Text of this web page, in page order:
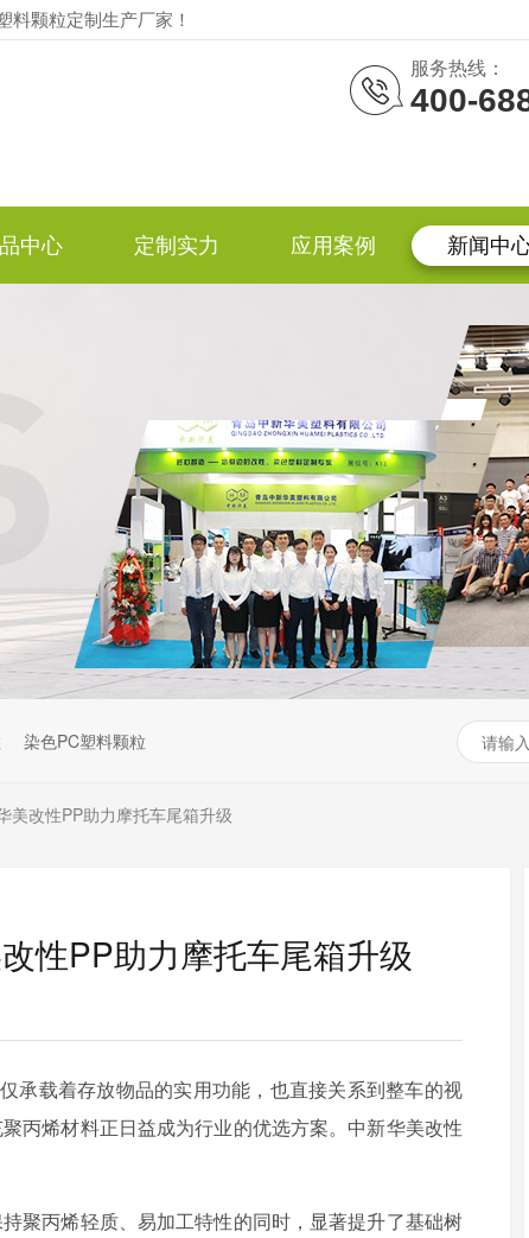
料颗粒定制生产厂家！
服务热线：
400-
中心 定制实力 应用案例 新闻中
染色PC塑料颗粒
美改性PP助力摩托车尾箱升级
性PP助力摩托车尾箱升级
承载着存放物品的实用功能，也直接关系到整车的视
丙烯材料正日益成为行业的优选方案。中新华美改性
聚丙烯轻质、易加工特性的同时，显著提升了基础树